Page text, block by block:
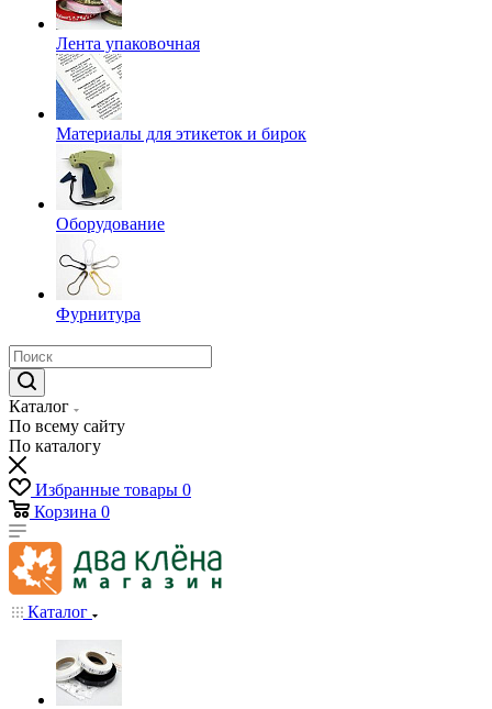
Лента упаковочная
Материалы для этикеток и бирок
Оборудование
Фурнитура
Каталог
По всему сайту
По каталогу
Избранные товары 0
Корзина 0
Каталог